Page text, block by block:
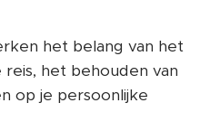
het belang van het
het behouden van
op je persoonlijke